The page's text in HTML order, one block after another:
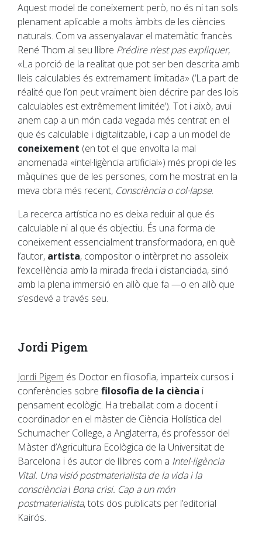
Aquest model de coneixement però, no és ni tan sols
plenament aplicable a molts àmbits de les ciències
naturals. Com va assenyalavar el matemàtic francès
René Thom al seu llibre Prédire n’est pas expliquer,
«La porció de la realitat que pot ser ben descrita amb
lleis calculables és extremament limitada» (‘La part de
réalité que l’on peut vraiment bien décrire par des lois
calculables est extrêmement limitée’). Tot i això, avui
anem cap a un món cada vegada més centrat en el
que és calculable i digitalitzable, i cap a un model de
coneixement (en tot el que envolta la mal
anomenada «intel·ligència artificial») més propi de les
màquines que de les persones, com he mostrat en la
meva obra més recent, Consciència o col·lapse.
La recerca artística no es deixa reduir al que és
calculable ni al que és objectiu. És una forma de
coneixement essencialment transformadora, en què
l’autor, artista, compositor o intèrpret no assoleix
l’excel·lència amb la mirada freda i distanciada, sinó
amb la plena immersió en allò que fa —o en allò que
s’esdevé a través seu.
Jordi Pigem
Jordi Pigem és Doctor en filosofia, imparteix cursos i
conferències sobre filosofia de la ciència i
pensament ecològic. Ha treballat com a docent i
coordinador en el màster de Ciència Holística del
Schumacher College, a Anglaterra, és professor del
Màster d’Agricultura Ecològica de la Universitat de
Barcelona i és autor de llibres com a Intel·ligència
Vital. Una visió postmaterialista de la vida i la
consciènciai Bona crisi. Cap a un món
postmaterialista, tots dos publicats per l’editorial
Kairós.